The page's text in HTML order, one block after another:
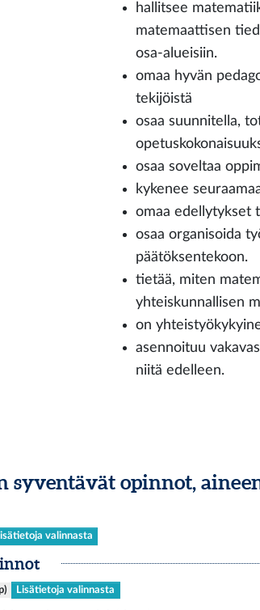
hallitsee
matemaattisen
osa-alueisiin.
omaa hyvän
tekijöistä
osaa suunnitella,
osaa soveltaa
kykenee
omaa edellytykset
osaa organisoida
päätöksentekoon.
tietää, miten
yhteiskunnallisen
on
asennoituu
niitä edelleen.
syventävät opinnot,
valinnasta
Lisätietoja valinnasta